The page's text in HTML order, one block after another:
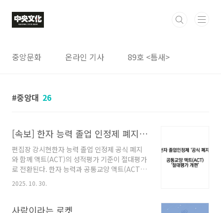
중앙문화 온라인 기사 89호 <틈새>
중앙대 26
[속보] 한자 능력 졸업 인정제 폐지 및 액트(ACT) 절대평가 개편
편집장 강시현한자 능력 졸업 인정제 공식 폐지
와 함께 액트(ACT)의 성적평가 기준이 절대평가
로 전환된다. 한자 능력과 공통교양 액트(ACT)
는 중앙대학교 졸업을 위한 필수 요건이었다. 한
자 능력은 졸업 인정제는 완전한 폐지 수순을 밟
평가로 개편된다. 졸업 인정제인 한자 능력은
2025. 10. 30.
사람이라는 로켓